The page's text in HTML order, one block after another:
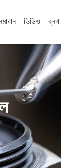
ভিডিও ব্লগ